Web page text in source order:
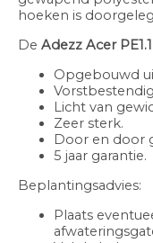
hoeken is
De Adezz AcerPE1.1
Opgebouwd
Licht van
Zeer sterk.
Door en door
5 jaar garantie.
Beplantingsadvies:
Plaats